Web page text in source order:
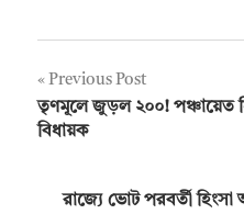
Post
navigation
Previous Post
তৃণমূলে জুড়ল ২০০! পঞ্চায়েত
বিধায়ক
রাজ্যে ভোট পরবর্তী